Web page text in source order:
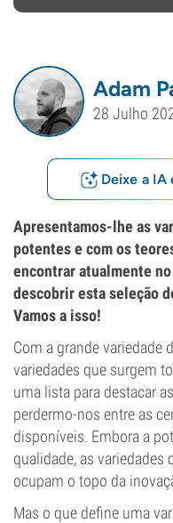
Adam
28 Julho
Deixe a IA
Apresentamos-lhe as
potentes e com os
encontrar atualmente
descobrir esta seleção
Vamos a isso!
Com a grande variedade
variedades que surgem
uma lista para destacar
perdermo-nos entre as
disponíveis. Embora a
qualidade, as variedades
ocupam o topo da
Mas o que define uma